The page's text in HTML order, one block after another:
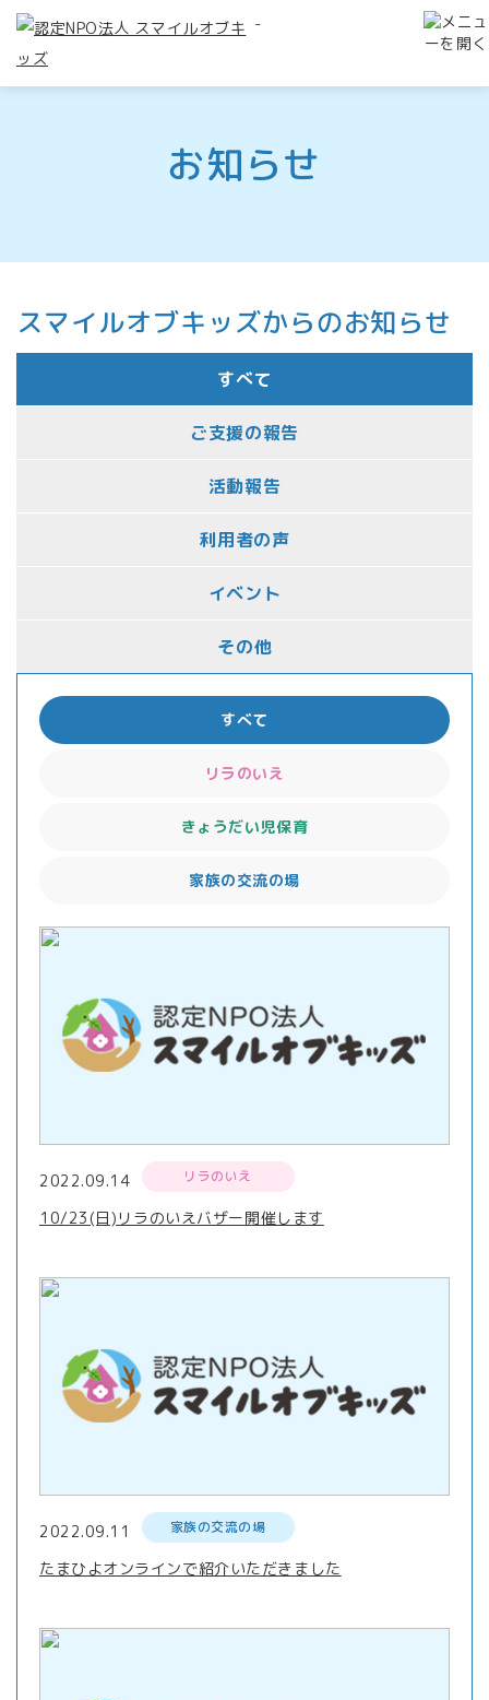
-
お知らせ
スマイルオブキッズからのお知らせ
すべて
ご支援の報告
活動報告
利用者の声
イベント
その他
すべて
リラのいえ
きょうだい児保育
家族の交流の場
2022.09.14 リラのいえ
10/23(日)リラのいえバザー開催します
2022.09.11 家族の交流の場
たまひよオンラインで紹介いただきました